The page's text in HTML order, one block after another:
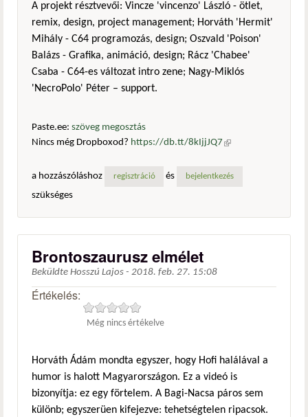
A projekt résztvevői: Vincze 'vincenzo' László - ötlet,
remix, design, project management; Horváth 'Hermit'
Mihály - C64 programozás, design; Oszvald 'Poison'
Balázs - Grafika, animáció, design; Rácz 'Chabee'
Csaba - C64-es változat intro zene; Nagy-Miklós
'NecroPolo' Péter – support.
Paste.ee: szöveg megosztás
Nincs még Dropboxod? https://db.tt/8kIjjJQ7 (külső
a hozzászóláshoz
regisztráció és bejelentkezés
szükséges
Brontoszaurusz elmélet
Beküldte Hosszú Lajos - 2018. feb. 27. 15:08
Értékelés:
Még nincs értékelve
Horváth Ádám mondta egyszer, hogy Hofi halálával a
humor is halott Magyarországon. Ez a videó is
bizonyítja: ez egy förtelem. A Bagi-Nacsa páros sem
különb; egyszerüen kifejezve: tehetségtelen ripacsok.